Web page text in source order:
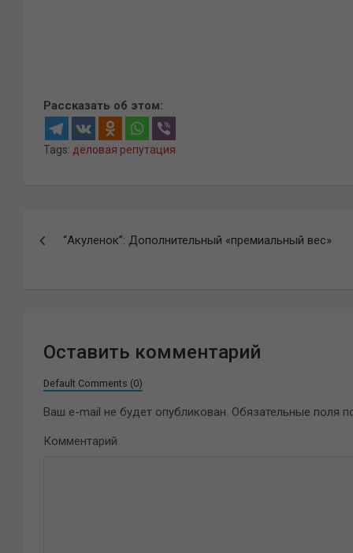
Рассказать об этом:
Tags: деловая репутация
“Акуленок”: Дополнительный «премиальный вес»
Оставить комментарий
Default Comments (0)
Ваш e-mail не будет опубликован. Обязательные поля
Комментарий